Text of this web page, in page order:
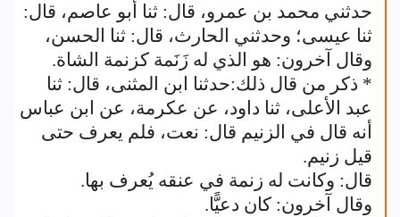
حدثني محمد بن عمرو، قال: ثنا أبو عاصم، قال:
ثنا عيسى؛ وحدثني الحارث، قال: ثنا الحسن،
وقال آخرون: هو الذي له زَنَمة كزنمة الشاة.
* ذكر من قال ذلك:حدثنا ابن المثنى، قال: ثنا
عبد الأعلى، ثنا داود، عن عكرمة، عن ابن عباس
أنه قال في الزنيم قال: نعت، فلم يعرف حتى
قيل زنيم.
قال: وكانت له زنمة في عنقه يُعرف بها.
وقال آخرون: كان دعيًّا.